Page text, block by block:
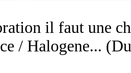
il faut une
/ Halogene...